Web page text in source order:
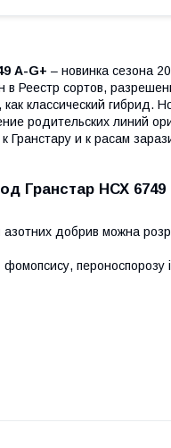
A-G+ – новинка сезона
в Реестр сортов,
классический гибрид.
родительских линий
Гранстару и к расам
Гранстар НСХ 6749
добрив можна
пероноспорозу і